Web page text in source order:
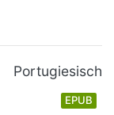
Portugiesisch
EPUB